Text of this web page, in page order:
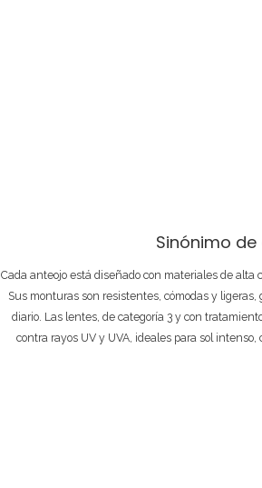
Sinónimo
Cada anteojo está diseñado con materiales de alta
Sus monturas son resistentes, cómodas y
diario. Las lentes, de categoría 3 y con
contra rayos UV y UVA, ideales para sol